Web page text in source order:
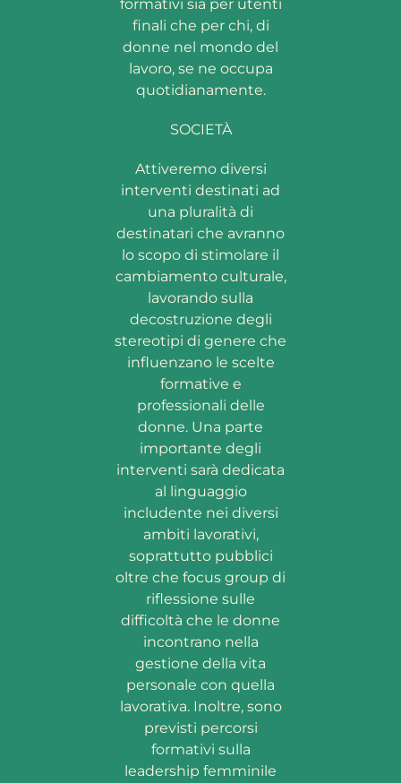
formativi sia per utenti
finali che per chi, di
donne nel mondo del
lavoro, se ne occupa
quotidianamente.
SOCIETÀ
Attiveremo diversi
interventi destinati ad
una pluralità di
destinatari che avranno
lo scopo di stimolare il
cambiamento culturale,
lavorando sulla
decostruzione degli
stereotipi di genere che
influenzano le scelte
formative e
professionali delle
donne. Una parte
importante degli
interventi sarà dedicata
al linguaggio
includente nei diversi
ambiti lavorativi,
soprattutto pubblici
oltre che focus group di
riflessione sulle
difficoltà che le donne
incontrano nella
gestione della vita
personale con quella
lavorativa. Inoltre, sono
previsti percorsi
formativi sulla
leadership femminile